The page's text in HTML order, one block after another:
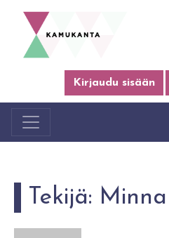
Kirjaudu sisään
Tekijä: Minna